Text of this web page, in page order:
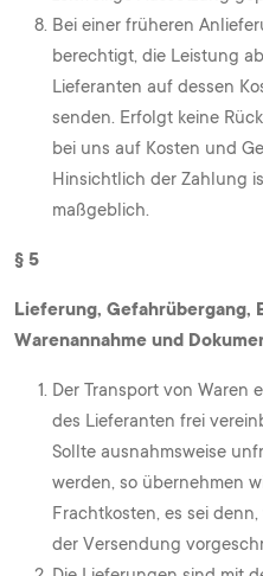
Bei einer früheren
berechtigt, die Leistung
Lieferanten auf dessen
senden. Erfolgt keine
bei uns auf Kosten und
Hinsichtlich der Zahlung
maßgeblich.
§ 5
Lieferung, Gefahrübergang,
Warenannahme und
Der Transport von Waren
des Lieferanten frei
Sollte ausnahmsweise
werden, so übernehmen
Frachtkosten, es sei
der Versendung